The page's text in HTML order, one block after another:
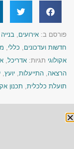
פורסם ב: אירועים,
חדשות ועדכונים, כללי,
אקולוגי תגיות: אדריכל,
הרצאה, התייעלות, יועץ,
תועלת כלכלית, תכנון
« הקודם